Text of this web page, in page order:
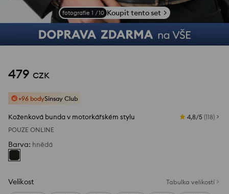
fotografie 1 /10 Koupit tento set
479 CZK
+96 bodySinsay Club
Koženková bunda v motorkářském stylu 4,8/5 (118)
POUZE ONLINE
Barva: hnědá
Velikost Tabulka velikostí